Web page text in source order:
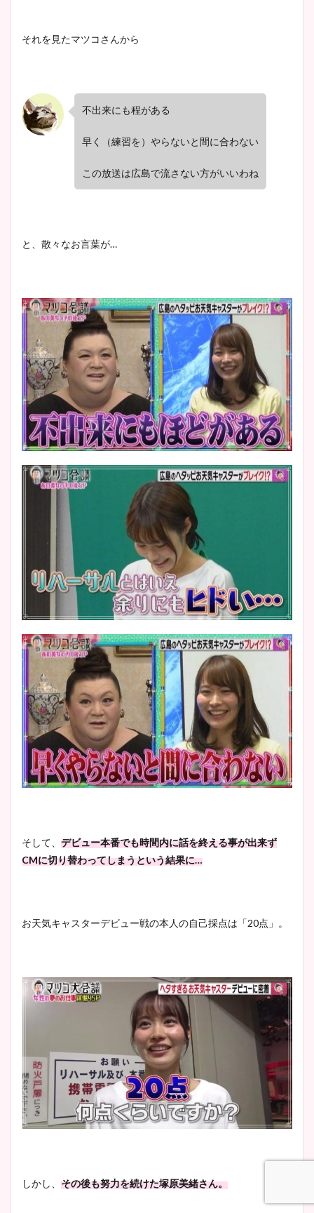
それを見たマツコさんから
不出来にも程がある
早く（練習を）やらないと間に合わない
この放送は広島で流さない方がいいわね
と、散々なお言葉が…
そして、 デビュー本番でも時間内に話を終える事が出来ず
CMに切り替わってしまうという結果に…
お天気キャスターデビュー戦の本人の自己採点は「20点」。
しかし、 その後も努力を続けた塚原美緒さん。